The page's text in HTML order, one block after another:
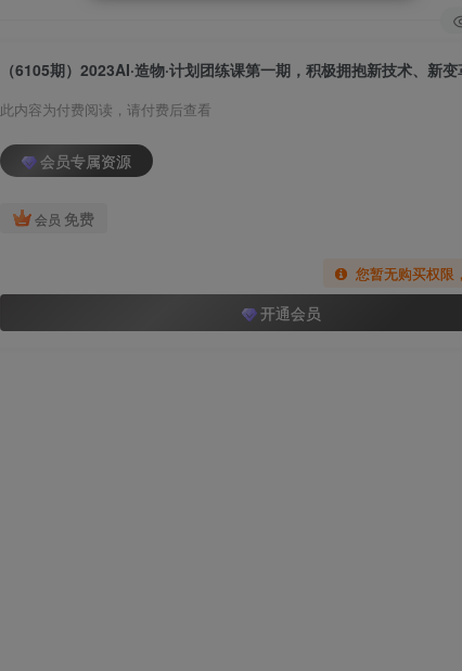
（6105期）2023AI·造物·计划团练课第一期，积极拥抱新技术、新变
此内容为付费阅读，请付费后查看
会员专属资源
会员 免费
您暂无购买权限
开通会员